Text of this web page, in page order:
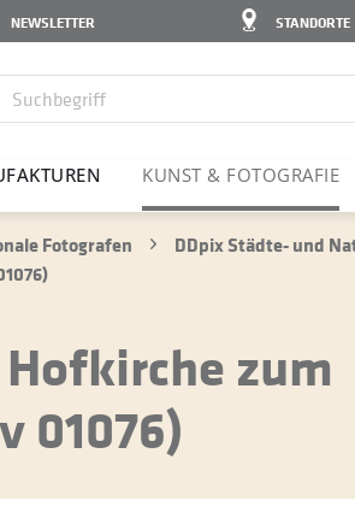
STANDORTE
NEWSLETTER
KUNST & FOTO­GRAFIE
Fotografen
DDpix Städte- und
zum
01076)